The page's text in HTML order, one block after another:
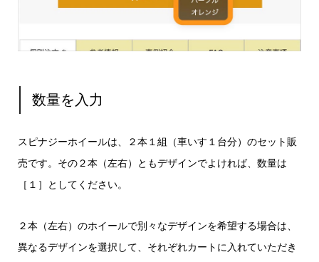
数量を入力
スピナジーホイールは、２本１組（車いす１台分）のセット販
売です。その２本（左右）ともデザインでよければ、数量は
［１］としてください。
２本（左右）のホイールで別々なデザインを希望する場合は、
異なるデザインを選択して、それぞれカートに入れていただき